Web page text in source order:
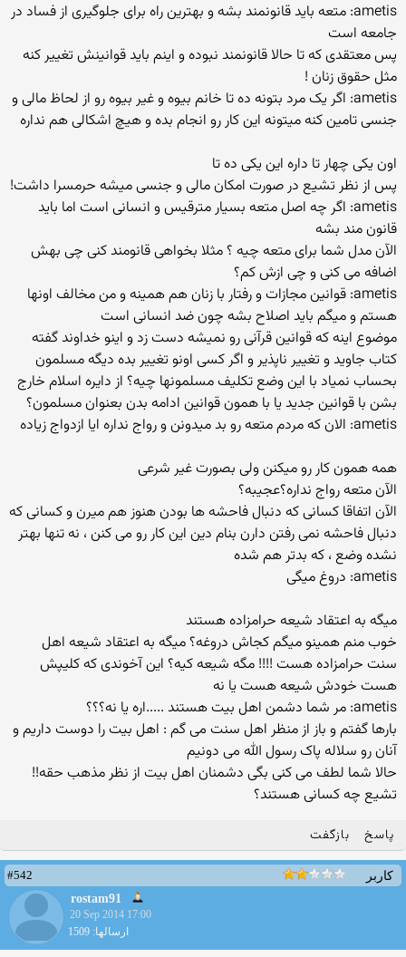
ametis: متعه باید قانونمند بشه و بهترین راه برای جلوگیری از فساد در
جامعه است
پس معتقدی که تا حالا قانونمند نبوده و اینم باید قوانینش تغییر کنه
مثل حقوق زنان !
ametis: اگر یک مرد بتونه ده تا خانم بیوه و غیر بیوه رو از لحاظ مالی و
جنسی تامین کنه میتونه این کار رو انجام بده و هیچ اشکالی هم نداره
اون یکی چهار تا داره این یکی ده تا
پس از نظر تشیع در صورت امکان مالی و جنسی میشه حرمسرا داشت!
ametis: اگر چه اصل متعه بسیار مترقیس و انسانی است اما باید
قانون مند بشه
الآن مدل شما برای متعه چیه ؟ مثلا بخواهی قانومند کنی چی بهش
اضافه می کنی و چی ازش کم؟
ametis: قوانین مجازات و رفتار با زنان هم همینه و من مخالف اونها
هستم و میگم باید اصلاح بشه چون ضد انسانی است
موضوع اینه که قوانین قرآنی رو نمیشه دست زد و اینو خداوند گفته
کتاب جاوید و تغییر ناپذیر و اگر کسی اونو تغییر بده دیگه مسلمون
بحساب نمیاد با این وضع تکلیف مسلمونها چیه؟ از دایره اسلام خارج
بشن با قوانین جدید یا با همون قوانین ادامه بدن بعنوان مسلمون؟
ametis: الان که مردم متعه رو بد میدونن و رواج نداره ایا ازدواج زیاده
همه همون کار رو میکنن ولی بصورت غیر شرعی
الآن متعه رواج نداره؟عجیبه؟
الآن اتفاقا کسانی که دنبال فاحشه ها بودن هنوز هم میرن و کسانی که
دنبال فاحشه نمی رفتن دارن بنام دین این کار رو می کنن ، نه تنها بهتر
نشده وضع ، که بدتر هم شده
ametis: دروغ میگی
میگه به اعتقاد شیعه حرامزاده هستند
خوب منم همینو میگم کجاش دروغه؟ میگه به اعتقاد شیعه اهل
سنت حرامزاده هست !!!! مگه شیعه کیه؟ این آخوندی که کلیپش
هست خودش شیعه هست یا نه
ametis: مر شما دشمن اهل بیت هستند .....اره یا نه؟؟؟
بارها گفتم و باز از منظر اهل سنت می گم : اهل بیت را دوست داریم و
آنان رو سلاله پاک رسول الله می دونیم
حالا شما لطف می کنی بگی دشمنان اهل بیت از نظر مذهب حقه!!
تشیع چه کسانی هستند؟
پاسخ بازگفت
کاربر
#542
rostam91
20 Sep 2014 17:00
ارسالها: 1509